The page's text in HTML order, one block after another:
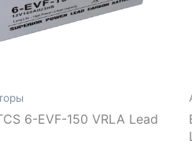
6-EVF-150 VRLA Lead